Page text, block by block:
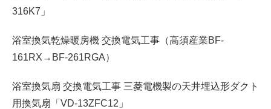
316K7」
浴室換気乾燥暖房機 交換電気工事（高須産業BF-
161RX→BF-261RGA）
浴室換気扇 交換電気工事 三菱電機製の天井埋込形ダクト
用換気扇「VD-13ZFC12」